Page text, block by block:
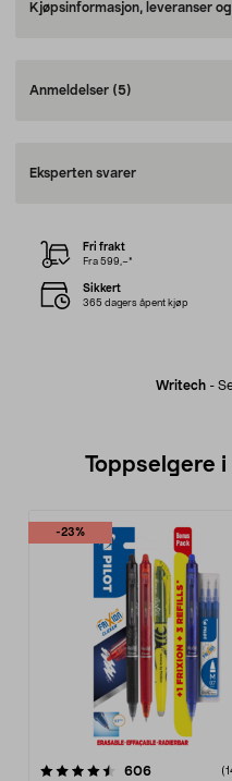
Kjøpsinformasjon, leveranser
Anmeldelser (5)
Eksperten svarer
Writech -
Fri frakt
Fra 599,–*
Sikkert
365 dagers åpent kjøp
Toppselgere
-23%
606anmeldelser
4.5 av 5 stjerner